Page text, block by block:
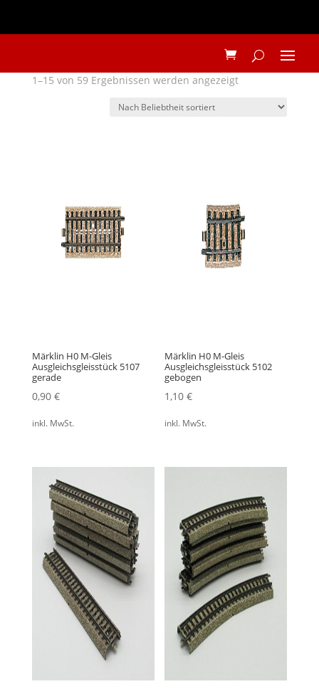
1–15 von 59 Ergebnissen werden angezeigtNach
Märklin H0 M-Gleis
Ausgleichsgleisstück 5107
gerade
0,90 €
inkl. MwSt.
Märklin H0 M-Gleis
Ausgleichsgleisstück 5102
gebogen
1,10€
inkl. MwSt.